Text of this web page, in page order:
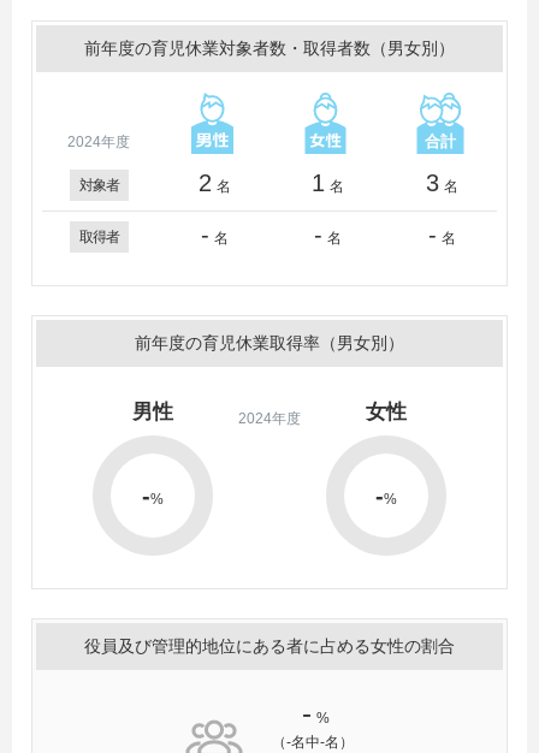
前年度の育児休業対象者数・取得者数（男女別）
2024年度
対象者 2 名 1 名 3 名
取得者 - 名 - 名 - 名
前年度の育児休業取得率（男女別）
2024年度
男性
-%
女性
-%
役員及び管理的地位にある者に占める女性の割合
- %
（-名中-名）